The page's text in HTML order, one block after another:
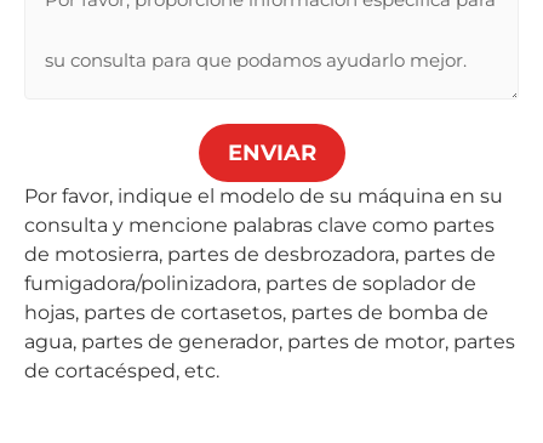
ENVIAR
Por favor, indique el modelo de su máquina en su
consulta y mencione palabras clave como partes
de motosierra, partes de desbrozadora, partes de
fumigadora/polinizadora, partes de soplador de
hojas, partes de cortasetos, partes de bomba de
agua, partes de generador, partes de motor, partes
de cortacésped, etc.